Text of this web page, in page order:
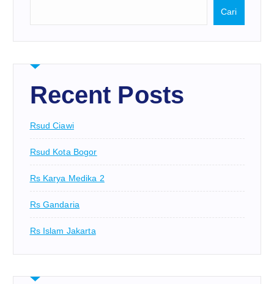
Cari
Recent Posts
Rsud Ciawi
Rsud Kota Bogor
Rs Karya Medika 2
Rs Gandaria
Rs Islam Jakarta